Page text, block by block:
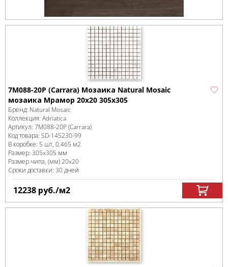
7M088-20P (Carrara) Мозаика Natural Mosaic
мозаика Мрамор 20x20 305х305
Бренд: Natural Mosaic
Коллекция: Adriatica
Артикул: 7M088-20P (Carrara)
Код товара: SD-145230-99
В коробке: 5 шт, 0.465 м2
Размер: 305x305 мм
Размер чипа, (мм)20x20
Сроки доставки: 30 дней
12238 руб./м2